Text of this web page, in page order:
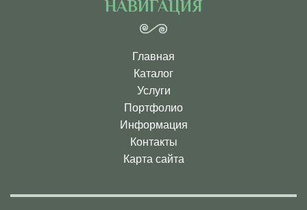
НАВИГАЦИЯ
Главная
Каталог
Услуги
Портфолио
Информация
Контакты
Карта сайта